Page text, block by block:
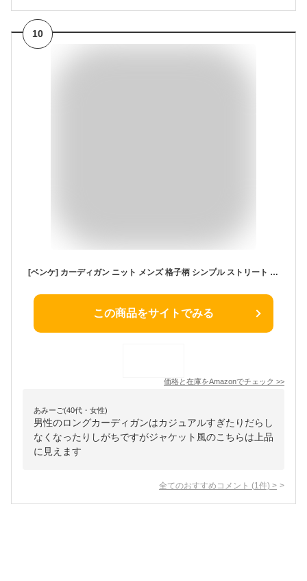
10
[ベンケ] カーディガン ニット メンズ 格子柄 シンプル ストリート アウター ボタン オフィス 春 スリム フォーマル 厚手 黒 メンズ服 ロングカーディガン ロング おおきいサイズ 春服 ジャケット オフィスカジュアル ビックシルエット 春秋 春用 大きいサイズ カッコイイ オシャレ 結婚式 長袖おしゃれ おしゃれ トップス ビジネス メンズ春 BEN48
この商品をサイトでみる
価格と在庫をAmazonでチェック >>
あみーご(40代・女性)
男性のロングカーディガンはカジュアルすぎたりだらし
なくなったりしがちですがジャケット風のこちらは上品
に見えます
全てのおすすめコメント (1 件) >